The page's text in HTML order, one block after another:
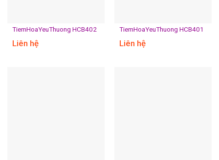
TiemHoaYeuThuong HCB402
Liên hệ
TiemHoaYeuThuong HCB401
Liên hệ